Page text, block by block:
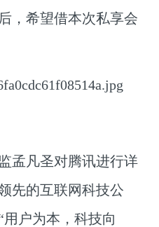
，希望借本次私享会
孟凡圣对腾讯进行详
先的互联网科技公
户为本，科技向